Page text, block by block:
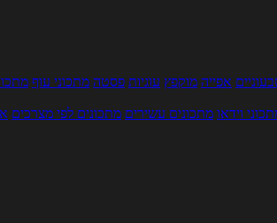
אפייה מוקפץ עוגיות פסטה מתכוני עוף
וידאו מתכונים עשירים מתכונים לפי מצרכים